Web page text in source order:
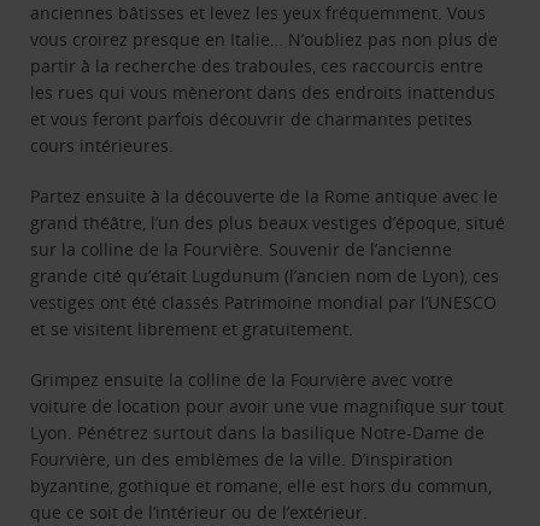
anciennes bâtisses et levez les yeux fréquemment. Vous
vous croirez presque en Italie… N’oubliez pas non plus de
partir à la recherche des traboules, ces raccourcis entre
les rues qui vous mèneront dans des endroits inattendus
et vous feront parfois découvrir de charmantes petites
cours intérieures.
Partez ensuite à la découverte de la Rome antique avec le
grand théâtre, l’un des plus beaux vestiges d’époque, situé
sur la colline de la Fourvière. Souvenir de l’ancienne
grande cité qu’était Lugdunum (l’ancien nom de Lyon), ces
vestiges ont été classés Patrimoine mondial par l’UNESCO
et se visitent librement et gratuitement.
Grimpez ensuite la colline de la Fourvière avec votre
voiture de location pour avoir une vue magnifique sur tout
Lyon. Pénétrez surtout dans la basilique Notre-Dame de
Fourvière, un des emblèmes de la ville. D’inspiration
byzantine, gothique et romane, elle est hors du commun,
que ce soit de l’intérieur ou de l’extérieur.